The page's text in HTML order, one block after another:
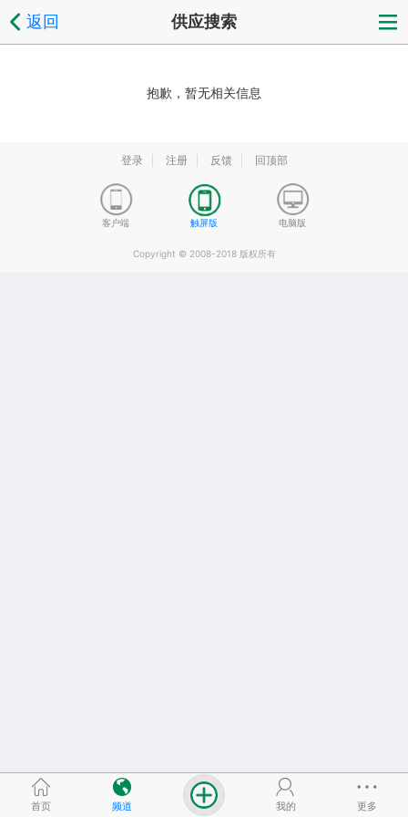
返回 供应搜索
抱歉，暂无相关信息
登录 注册 反馈 回顶部
客户端 触屏版 电脑版
Copyright © 2008-2018 版权所有
首页 频道 我的 更多